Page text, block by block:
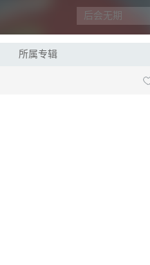
所属专辑